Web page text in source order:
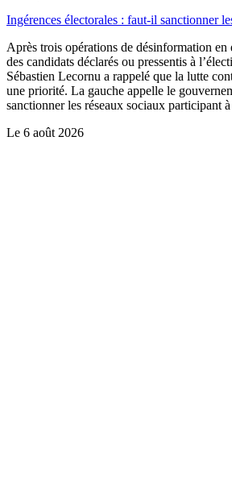
Ingérences électorales : faut-il sanctionner
Après trois opérations de désinformation
des candidats déclarés ou pressentis à
Sébastien Lecornu a rappelé que la lutte
une priorité. La gauche appelle le
sanctionner les réseaux sociaux participant
Le 6 août 2026